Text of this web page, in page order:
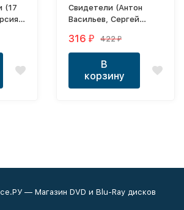
(17
Свидетели (Антон
Васильев, Сергей
316 ₽ 422₽
В
корзину
— Магазин DVD и Blu-Ray дисков